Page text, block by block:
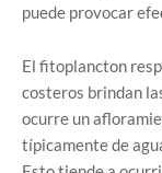
puede provocar
El fitoplancton
costeros brindan
ocurre un
típicamente de